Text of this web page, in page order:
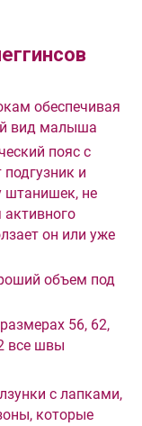
обеспечивая
вид малыша
пояс с
и
штанишек, не
он или уже
объем под
56, 62,
все швы
с лапками,
которые